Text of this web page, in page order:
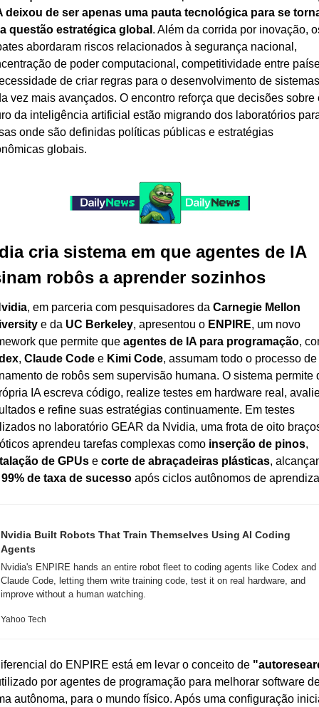
deixou de ser apenas uma pauta tecnológica para se
questão estratégica global . Além da corrida por inovação,
abordaram riscos relacionados à segurança nacional,
de poder computacional, competitividade entre
de criar regras para o desenvolvimento de sistemas
vez mais avançados. O encontro reforça que decisões sobre
da inteligência artificial estão migrando dos laboratórios
onde são definidas políticas públicas e estratégias
globais.
cria sistema em que agentes de IA
robôs a aprender sozinhos
, em parceria com pesquisadores da Carnegie Mellon
e da UC Berkeley, apresentou o ENPIRE, um novo
que permite que agentes de IA para programação
, Claude Code e Kimi Code, assumam todo o processo de
de robôs sem supervisão humana. O sistema permite
IA escreva código, realize testes em hardware real,
e refine suas estratégias continuamente. Em testes
no laboratório GEAR da Nvidia, uma frota de oito
aprendeu tarefas complexas como inserção de pinos
de GPUs e corte de abraçadeiras plásticas,
99% de taxa de sucesso após ciclos autônomos de
Nvidia Built Robots That Train Themselves Using AI Coding
Agents
Nvidia's ENPIRE hands an entire robot fleet to coding agents like Codex and
Claude Code, letting them write training code, test it on real hardware, and
improve without a human watching.
Yahoo Tech
do ENPIRE está em levar o conceito de
por agentes de programação para melhorar software
autônoma, para o mundo físico. Após uma configuração